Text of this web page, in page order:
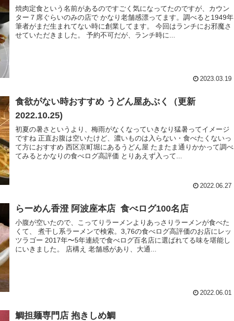
焼肉定食という名前があるのですごく気になってたのですが、カウン
ター７席ぐらいのみの店で かなり老舗感漂ってます。調べると1949年
筆者がまだ生まれてない時に創業してます。 今回はランチにお邪魔さ
せていただきました。 予約不可だが、ランチ時に...
2023.03.19
食欲がない時おすすめ うどん屋あぶく（更新
2022.10.25)
初夏の暑さというより、梅雨がなくなっていきなり猛暑ってイメージ
ですね 正直お腹は空いたけど、濃いものは入らない・食べたくないっ
て方におすすめ 西区京町堀にあるうどん屋 たまたま通りかかって調べ
てみるとかなりの食べログ高評価 とりあえず入って...
2022.06.27
らーめん香澄 阿波座本店 食べログ100名店
小腹が空いたので、こってりラーメンよりあっさりラーメンが食べた
くて、 煮干し系ラーメンで検索。3,76の食べログ高評価のお店にレッ
ツラゴー 2017年〜5年連続で食べログ百名店に選ばれてる味を堪能し
にいきました。 店構え 老舗感があり、大通...
2022.06.01
鯛担麺専門店 抱きしめ鯛